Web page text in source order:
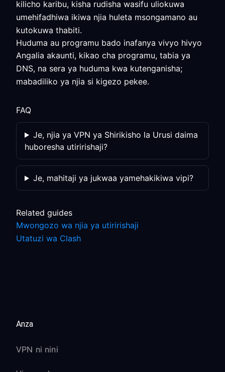
kilicho karibu, kisha rudisha wasifu uliokuwa
umehifadhiwa ikiwa njia huleta msongamano au
kutokuwa thabiti.
Huduma au programu bado inafanya vivyo hivyo
Angalia akaunti, kikao cha programu, tabia ya
DNS, na sera ya huduma kwa kutenganisha;
mabadiliko ya njia si kigezo pekee.
FAQ
Je, njia ya VPN ya Shirikisho la Urusi daima
huboresha utiririshaji?
Je, mahitaji ya jukwaa yamehakikiwa vipi?
Related guides
Mwongozo wa njia ya utiririshaji
Utatuzi wa Clash
Anza
VPN ni nini